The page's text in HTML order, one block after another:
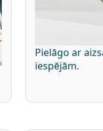
Pielāgo ar
iespējām.